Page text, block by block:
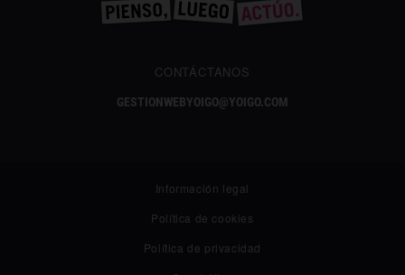
CONTÁCTANOS
GESTIONWEBYOIGO@YOIGO.COM
Información legal
Política de cookies
Política de privacidad